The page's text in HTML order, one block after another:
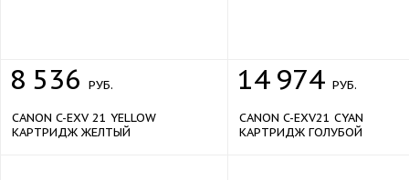
8 536 РУБ.
CANON C-EXV 21 YELLOW
КАРТРИДЖ ЖЕЛТЫЙ
14 974 РУБ.
CANON C-EXV21 CYAN
КАРТРИДЖ ГОЛУБОЙ